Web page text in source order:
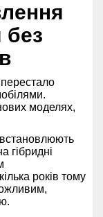
без
моделях,
гібридні
років тому